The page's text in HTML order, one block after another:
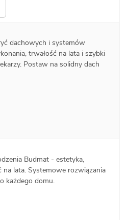
dachowych i systemów
trwałość na lata i szybki
Postaw na solidny dach
Budmat - estetyka,
na lata. Systemowe rozwiązania
każdego domu.